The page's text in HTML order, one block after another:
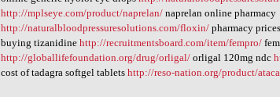
http://mplseye.com/product/naprelan/ naprelan online pharmacy
http://naturalbloodpressuresolutions.com/floxin/ pharmacy
buying tizanidinehttp://recruitmentsboard.com/item/fempro/
http://globallifefoundation.org/drug/orligal/ orligal 120mg ndc
cost of tadagra softgel tabletshttp://reso-nation.org/product/